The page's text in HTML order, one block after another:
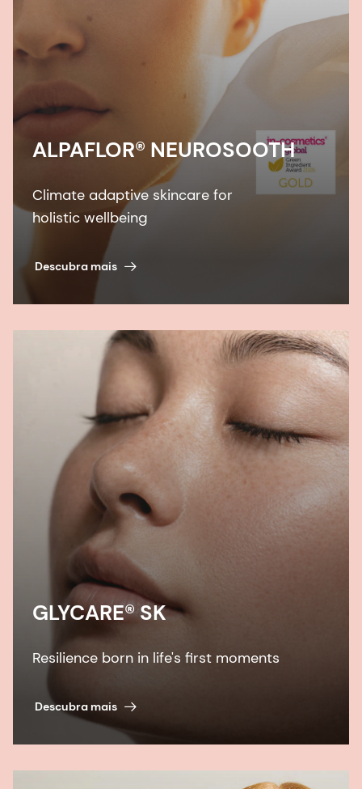
ALPAFLOR® NEUROSOOTH
Climate adaptive skincare for
holistic wellbeing
Descubra mais
GLYCARE® SK
Resilience born in life's first moments
Descubra mais